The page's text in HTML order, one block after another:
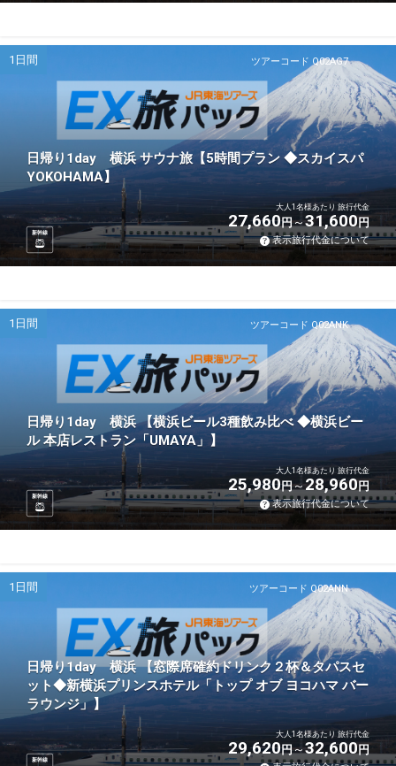
ツアーコード Q02AG7
1日間
日帰り1day 横浜 サウナ旅【5時間プラン ◆スカイスパ
YOKOHAMA】
新幹線
大人1名様あたり 旅行代金
27,660円 31,600円
表示旅行代金について
ツアーコード Q02ANK
1日間
日帰り1day 横浜 【横浜ビール3種飲み比べ ◆横浜ビー
ル 本店レストラン「UMAYA」】
新幹線
大人1名様あたり 旅行代金
25,980円 28,960円
表示旅行代金について
ツアーコード Q02ANN
1日間
日帰り1day 横浜 【窓際席確約ドリンク２杯＆タパスセ
ット◆新横浜プリンスホテル「トップ オブ ヨコハマ バー
ラウンジ」】
新幹線
大人1名様あたり 旅行代金
29,620円 32,600円